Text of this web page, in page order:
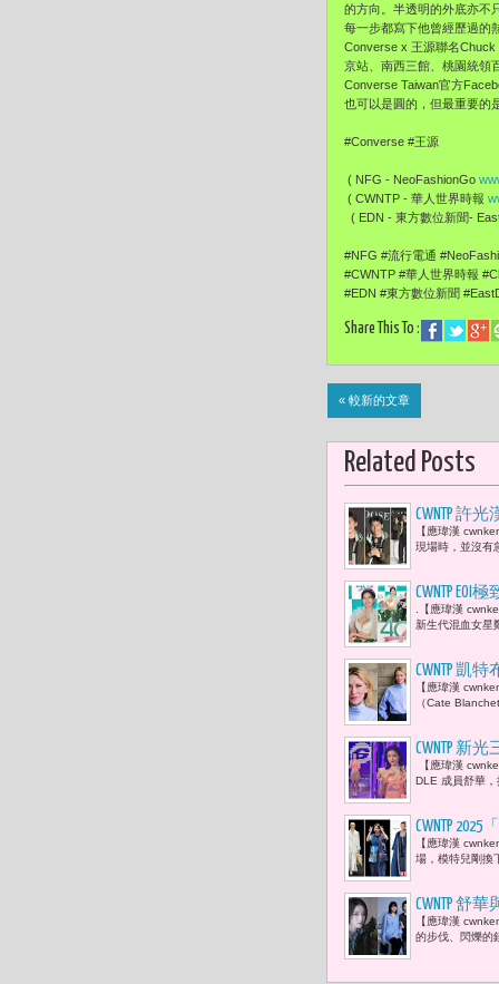
的方向。半透明的外底亦不
每一步都寫下他曾經歷過的
Converse x 王源聯名Chuck
京站、南西三館、桃園統領
Converse Taiwan官方
也可以是圓的，但最重要的
#Converse #王源
( NFG - NeoFashionGo
( CWNTP - 華人世界時報
( EDN - 東方數位新聞-
#NFG #流行電通
#CWNTP #華人世界時報
#EDN #東方數位新聞
Share This To :
« 較新的文章
Related Posts
CWNTP 許
【應瑋漢
現場時，並沒有
CWNTP
身
.【應瑋漢
新生代混血女星
CWNTP 凱
【應瑋漢
（Cate
CWNTP 新
家這麼支
【應瑋漢
DLE 成員舒華
CWNTP
邀約臺灣設
【應瑋漢
場，模特兒剛換
CWNTP 舒
【應瑋漢
的步伐、閃爍的